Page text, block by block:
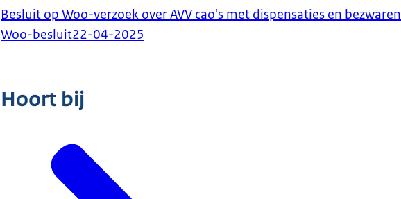
Besluit op Woo-verzoek over AVV cao's met dispensaties en bezwaren
Woo-besluit22-04-2025
Hoort bij